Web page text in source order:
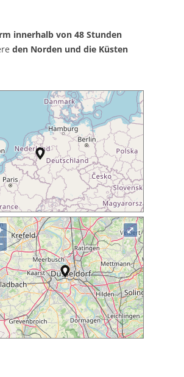
innerhalb von 48 Stunden
den Norden und die Küsten
⤢